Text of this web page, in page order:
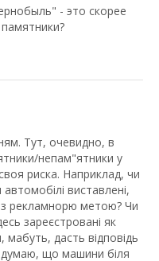
- это скорее
Тут, очевидно, в
непам"ятники у
риска. Наприклад, чи
виставлені,
рекламнорю метою? Чи
зареєстровані як
дасть відповідь
що машини біля